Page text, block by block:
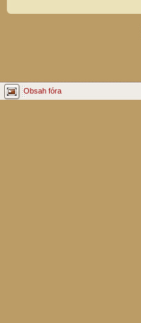
Obsah fóra